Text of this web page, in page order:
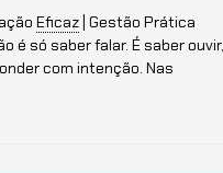
Eficaz | Gestão Prática
é só saber falar. É saber ouvir,
com intenção. Nas